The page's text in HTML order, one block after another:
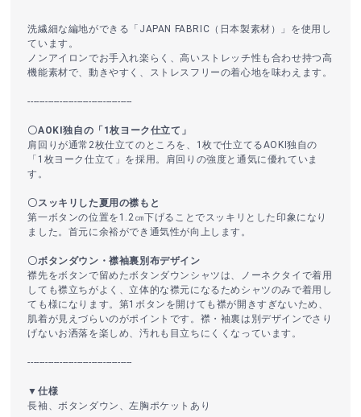
洗繊細な編地ができる「JAPAN FABRIC（日本製素材）」を使用し
ています。
ノンアイロンでお手入れ楽らく、高いストレッチ性も合わせ持つ高
機能素材で、動きやすく、ストレスフリーの着心地を味わえます。
------------------------------------
〇AOKI独自の「1枚ヨーク仕立て」
肩回りが通常2枚仕立てのところを、1枚で仕立てるAOKI独自の
「1枚ヨーク仕立て」を採用。肩回りの強度と通気に優れていま
す。
〇スッキリした夏用の襟もと
第一ボタンの位置を1.2㎝下げることでスッキリとした印象になり
ました。首元に余裕ができ通気性が向上します。
〇ボタンダウン・襟袖裏別布デザイン
襟先をボタンで留めたボタンダウンシャツは、ノーネクタイで着用
しても襟立ちがよく、立体的な襟元になるためシャツのみで着用し
ても様になります。第1ボタンを開けても襟が開きすぎないため、
肌着が見えづらいのがポイントです。襟・袖裏は別デザインでさり
げないお洒落を楽しめ、汚れも目立ちにくくなっています。
------------------------------------
▼仕様
長袖、ボタンダウン、左胸ポケットあり